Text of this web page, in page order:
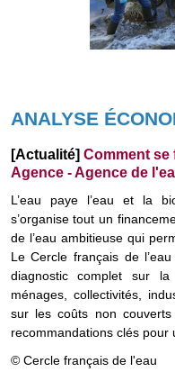
ANALYSE
[Actualité] Comment se
Agence - Agence de
L’eau paye l’eau et la
s’organise tout un
de l’eau ambitieuse qui
Le Cercle français de
diagnostic complet sur
ménages, collectivités,
sur les coûts non
recommandations clés pour
© Cercle français de l'eau